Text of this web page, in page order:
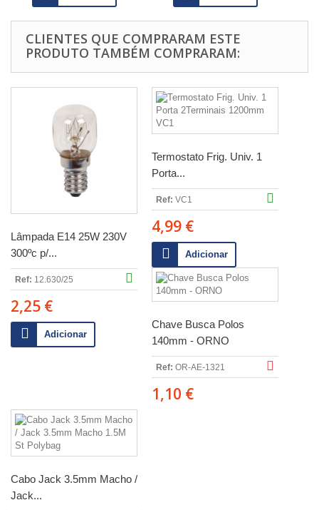
CLIENTES QUE COMPRARAM ESTE
PRODUTO TAMBÉM COMPRARAM:
Lâmpada E14 25W 230V
300ºc p/...
Ref: 12.630/25
2,25 €
Adicionar
Termostato Frig. Univ. 1
Porta...
Ref: VC1
4,99 €
Adicionar
Chave Busca Polos
140mm - ORNO
Ref: OR-AE-1321
1,10 €
Cabo Jack 3.5mm Macho /
Jack...